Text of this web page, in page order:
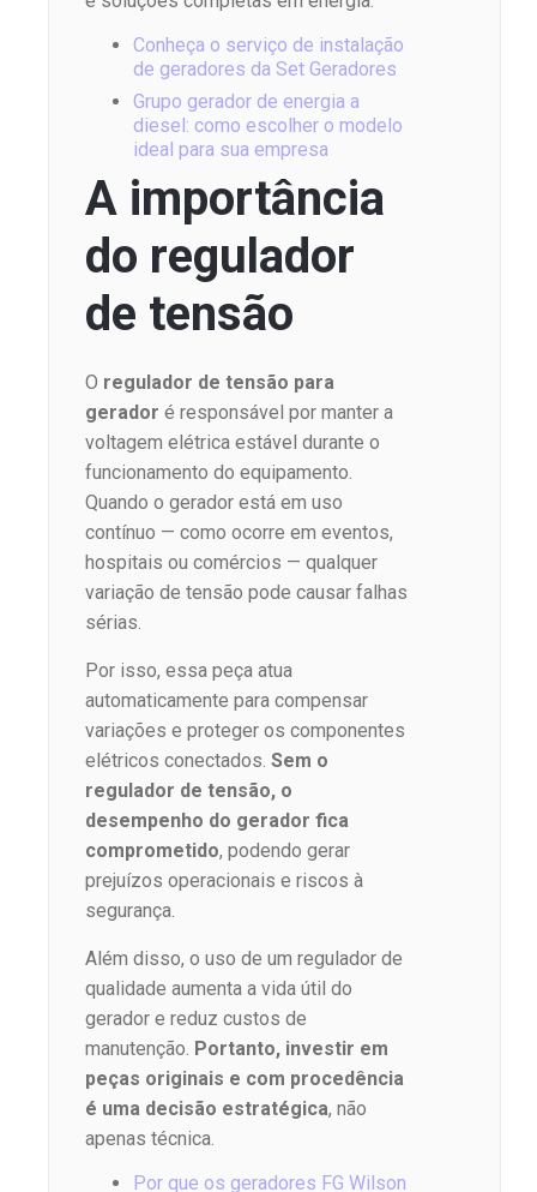
Conheça o serviço de instalação
de geradores da Set Geradores
Grupo gerador de energia a
diesel: como escolher o modelo
ideal para sua empresa
A importância
do regulador
de tensão
O regulador de tensão para
gerador é responsável por manter a
voltagem elétrica estável durante o
funcionamento do equipamento.
Quando o gerador está em uso
contínuo — como ocorre em eventos,
hospitais ou comércios — qualquer
variação de tensão pode causar falhas
sérias.
Por isso, essa peça atua
automaticamente para compensar
variações e proteger os componentes
elétricos conectados. Sem o
regulador de tensão, o
desempenho do gerador fica
comprometido, podendo gerar
prejuízos operacionais e riscos à
segurança.
Além disso, o uso de um regulador de
qualidade aumenta a vida útil do
gerador e reduz custos de
manutenção. Portanto, investir em
peças originais e com procedência
é uma decisão estratégica, não
apenas técnica.
Por que os geradores FG Wilson